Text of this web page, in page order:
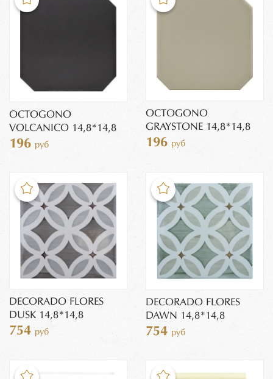
OCTOGONO
VOLCANICO 14,8*14,8
196 руб
OCTOGONO
GRAYSTONE 14,8*14,8
196 руб
DECORADO FLORES
DUSK 14,8*14,8
754 руб
DECORADO FLORES
DAWN 14,8*14,8
754 руб